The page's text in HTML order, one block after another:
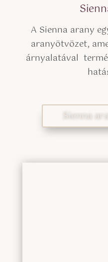
A Sienna arany
aranyötvözet,
árnyalatával
Sienna